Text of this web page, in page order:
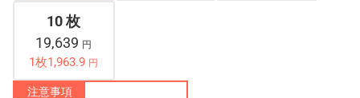
10 枚
19,639 円
1枚1,963.9 円
注意事項